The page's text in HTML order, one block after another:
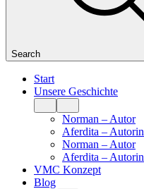
Search
Start
Unsere Geschichte
Norman – Autor
Aferdita – Autorin
Norman – Autor
Aferdita – Autorin
VMC Konzept
Blog